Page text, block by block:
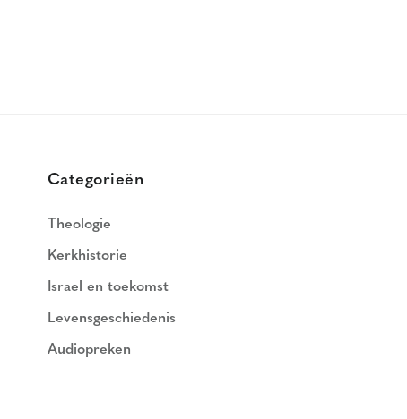
Categorieën
Theologie
Kerkhistorie
Israel en toekomst
Levensgeschiedenis
Audiopreken